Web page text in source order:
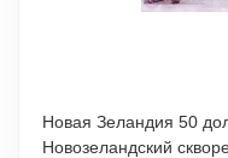
Новая Зеландия 50